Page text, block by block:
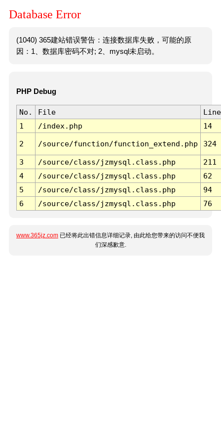
Database Error
(1040) 365建站错误警告：连接数据库失败，可能的原
因：1、数据库密码不对; 2、mysql未启动。
PHP Debug
No. File
Line
1
/index.php 14
2 /source/function/function_extend.php 324
3 /source/class/jzmysql.class.php
211
4
/source/class/jzmysql.class.php
62
5
/source/class/jzmysql.class.php
94
6
/source/class/jzmysql.class.php 76
www.365jz.com 已经将此出错信息详细记录, 由此给您带来的访问不便我
们深感歉意.